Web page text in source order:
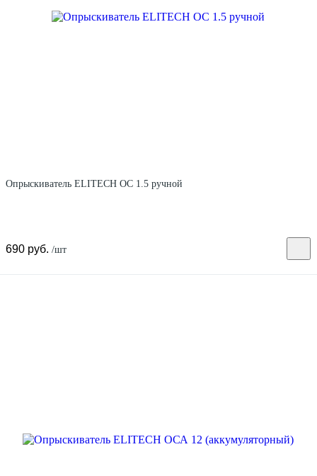
Опрыскиватель ELITECH ОС 1.5 ручной
690 руб. /шт